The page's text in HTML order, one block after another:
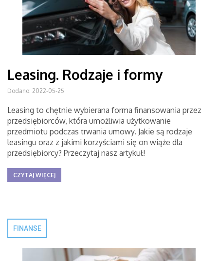
Leasing. Rodzaje i formy
Dodano: 2022-05-25
Leasing to chętnie wybierana forma finansowania przez
przedsiębiorców, która umożliwia użytkowanie
przedmiotu podczas trwania umowy. Jakie są rodzaje
leasingu oraz z jakimi korzyściami się on wiąże dla
przedsiębiorcy? Przeczytaj nasz artykuł!
CZYTAJ WIĘCEJ
FINANSE